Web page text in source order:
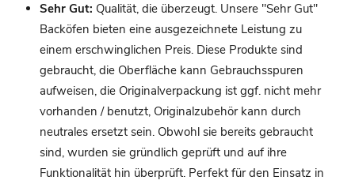
Sehr Gut: Qualität, die überzeugt. Unsere "Sehr Gut"
Backöfen bieten eine ausgezeichnete Leistung zu
einem erschwinglichen Preis. Diese Produkte sind
gebraucht, die Oberfläche kann Gebrauchsspuren
aufweisen, die Originalverpackung ist ggf. nicht mehr
vorhanden / benutzt, Originalzubehör kann durch
neutrales ersetzt sein. Obwohl sie bereits gebraucht
sind, wurden sie gründlich geprüft und auf ihre
Funktionalität hin überprüft. Perfekt für den Einsatz in